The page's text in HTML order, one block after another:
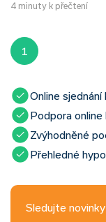
4 minuty k přečtení
1
Online
Podpora
Zvýhodněné
Přehledné
Sledujte